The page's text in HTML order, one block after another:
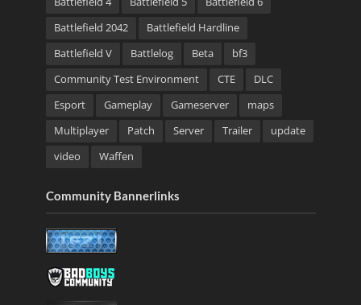
Battlefield 2042
Battlefield Hardline
Battlefield V
Battlelog Beta
bf3
Community Test Environment
CTE
DLC
Esport
Gameplay Gameserver
maps
Multiplayer
Patch Server Trailer
update
video
Waffen
Community Bannerlinks